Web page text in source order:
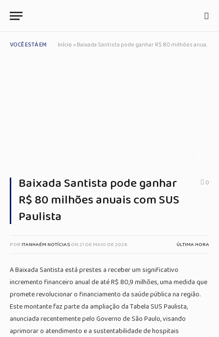
VOCÊ ESTÁ EM: Início »Baixada Santista pode ganhar R$ 80 milhões anuais com SUS Paulista
Baixada Santista pode ganhar
R$ 80 milhões anuais com SUS
Paulista
0
POR ITANHAÉM NOTÍCIASON21 DE MAIO DE 2026 ÚLTIMA HORA
A Baixada Santista está prestes a receber um significativo
incremento financeiro anual de até R$ 80,9 milhões, uma medida que
promete revolucionar o financiamento da saúde pública na região.
Este montante faz parte da ampliação da Tabela SUS Paulista,
anunciada recentemente pelo Governo de São Paulo, visando
aprimorar o atendimento e a sustentabilidade de hospitais